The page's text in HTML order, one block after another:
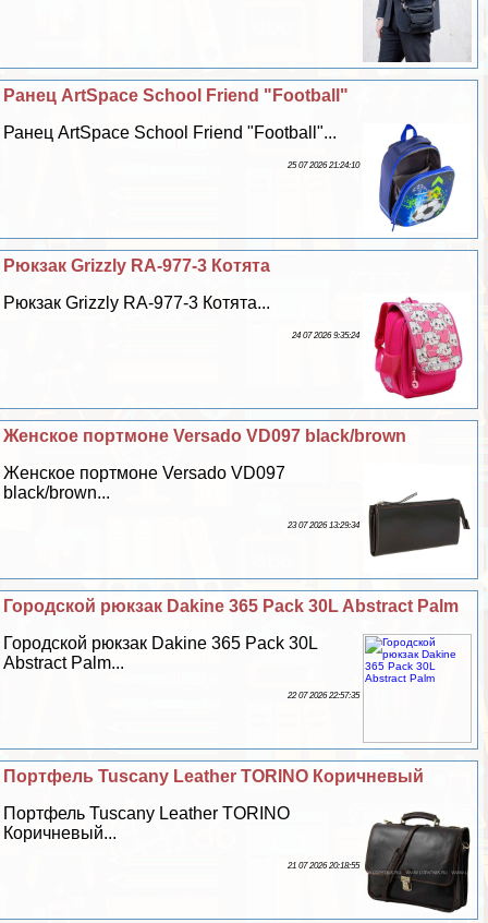
Ранец ArtSpace School Friend "Football"
Ранец ArtSpace School Friend "Football"...
25 07 2026 21:24:10
Рюкзак Grizzly RA-977-3 Котята
Рюкзак Grizzly RA-977-3 Котята...
24 07 2026 9:35:24
Женское портмоне Versado VD097 black/brown
Женское портмоне Versado VD097
black/brown...
23 07 2026 13:29:34
Городской рюкзак Dakine 365 Pack 30L Abstract Palm
Городской рюкзак Dakine 365 Pack 30L
Abstract Palm...
22 07 2026 22:57:35
Портфель Tuscany Leather TORINO Коричневый
Портфель Tuscany Leather TORINO
Коричневый...
21 07 2026 20:18:55